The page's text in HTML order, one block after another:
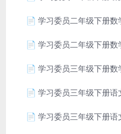
📄 学习委员二年级下册数
📄 学习委员二年级下册数
📄 学习委员三年级下册数
📄 学习委员三年级下册语
📄 学习委员三年级下册语